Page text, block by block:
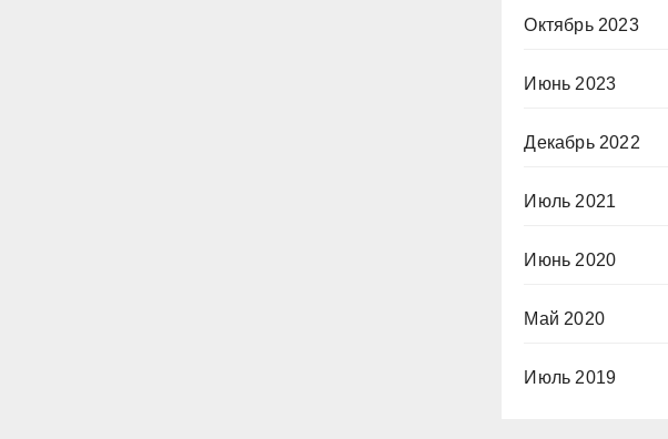
Октябрь 2023
Июнь 2023
Декабрь 2022
Июль 2021
Июнь 2020
Май 2020
Июль 2019